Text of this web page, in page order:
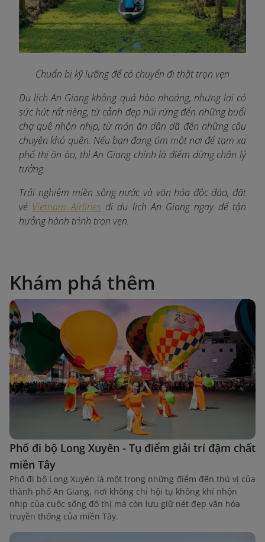
Chuẩn bị kỹ lưỡng để có chuyến đi thật trọn vẹn
Du lịch An Giang không quá hào nhoáng, nhưng lại có
sức hút rất riêng, từ cảnh đẹp núi rừng đến những buổi
chợ quê nhộn nhịp, từ món ăn dân dã đến những câu
chuyện khó quên. Nếu bạn đang tìm một nơi để tạm xa
phố thị ồn ào, thì An Giang chính là điểm dừng chân lý
tưởng.
Trải nghiệm miền sông nước và văn hóa độc đáo, đặt
vé Vietnam Airlines đi du lịch An Giang ngay để tận
hưởng hành trình trọn vẹn.
Khám phá thêm
Phố đi bộ Long Xuyên - Tụ điểm giải trí đậm chất
miền Tây
Phố đi bộ Long Xuyên là một trong những điểm đến thú vị của
thành phố An Giang, nơi không chỉ hội tụ không khí nhộn
nhịp của cuộc sống đô thị mà còn lưu giữ nét đẹp văn hóa
truyền thống của miền Tây.